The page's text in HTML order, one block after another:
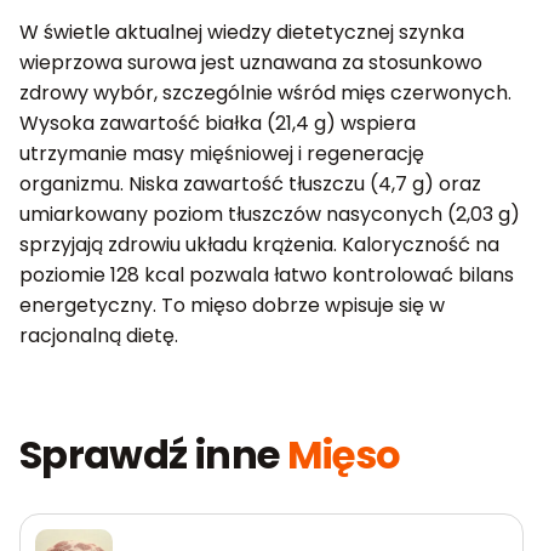
W świetle aktualnej wiedzy dietetycznej szynka
wieprzowa surowa jest uznawana za stosunkowo
zdrowy wybór, szczególnie wśród mięs czerwonych.
Wysoka zawartość białka (21,4 g) wspiera
utrzymanie masy mięśniowej i regenerację
organizmu. Niska zawartość tłuszczu (4,7 g) oraz
umiarkowany poziom tłuszczów nasyconych (2,03 g)
sprzyjają zdrowiu układu krążenia. Kaloryczność na
poziomie 128 kcal pozwala łatwo kontrolować bilans
energetyczny. To mięso dobrze wpisuje się w
racjonalną dietę.
Sprawdź inneMięso